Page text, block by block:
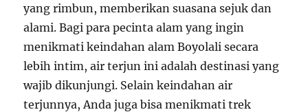
yang rimbun, memberikan suasana sejuk dan
alami. Bagi para pecinta alam yang ingin
menikmati keindahan alam Boyolali secara
lebih intim, air terjun ini adalah destinasi yang
wajib dikunjungi. Selain keindahan air
terjunnya, Anda juga bisa menikmati trek